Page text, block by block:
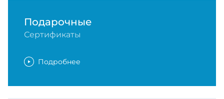
Подарочные
Сертификаты
Подробнее